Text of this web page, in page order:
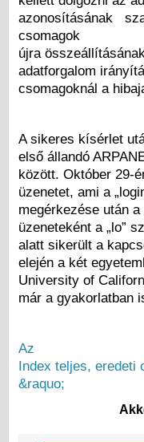
azonosításának
csomagok
újra
adatforgalom
csomagoknál a
A sikeres kísérlet
első állandó
között. Október 29-
üzenetet, ami a
megérkezése után
üzeneteként a „lo”
alatt sikerült a
elején a két
University of
már a gyakorlatban
Az
Index teljes, eredeti
&raquo;